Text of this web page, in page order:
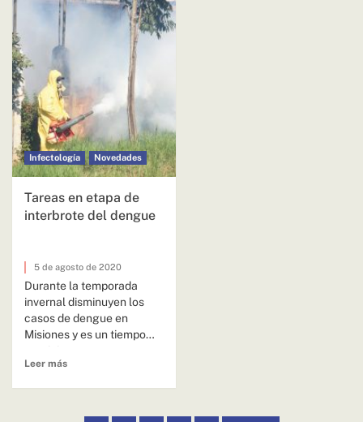
Infectología Novedades
Tareas en etapa de
interbrote del dengue
5 de agosto de 2020
Durante la temporada
invernal disminuyen los
casos de dengue en
Misiones y es un tiempo
en función...
Leer más